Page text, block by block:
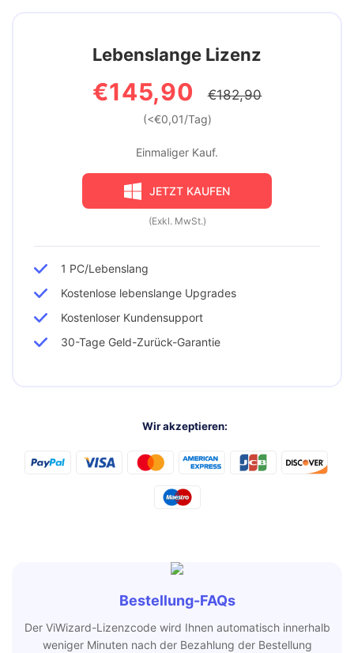
Lebenslange Lizenz
€145,90 €182,90
(<€0,01/Tag)
Einmaliger Kauf.
JETZT KAUFEN
(Exkl. MwSt.)
1 PC/Lebenslang
Kostenlose lebenslange Upgrades
Kostenloser Kundensupport
30-Tage Geld-Zurück-Garantie
Wir akzeptieren:
Bestellung-FAQs
Der ViWizard-Lizenzcode wird Ihnen automatisch innerhalb
weniger Minuten nach der Bezahlung der Bestellung